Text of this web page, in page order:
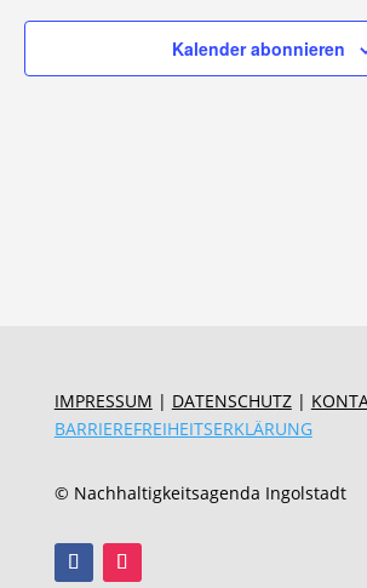
Kalender abonnieren
IMPRESSUM | DATENSCHUTZ|
BARRIEREFREIHEITSERKLÄRUNG
© Nachhaltigkeitsagenda Ingolstadt